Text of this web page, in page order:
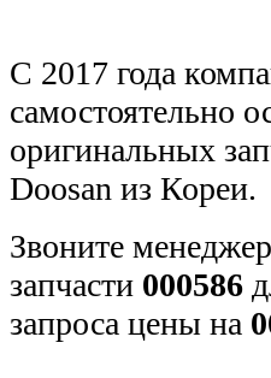
С 2017 года
самостоятельно
оригинальных
Doosan из Кореи.
Звоните
запчасти 000586
запроса цены на